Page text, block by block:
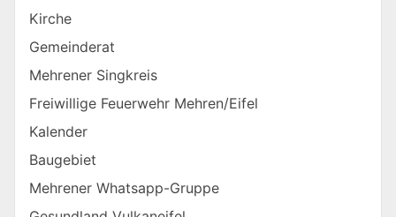
Kirche
Gemeinderat
Mehrener Singkreis
Freiwillige Feuerwehr Mehren/Eifel
Kalender
Baugebiet
Mehrener Whatsapp-Gruppe